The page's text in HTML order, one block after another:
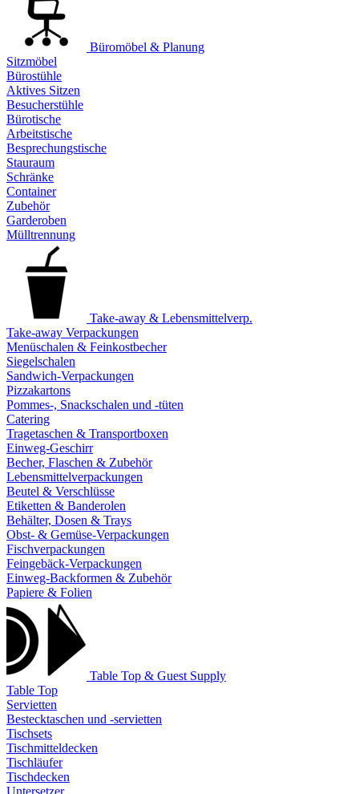
Büromöbel & Planung
Sitzmöbel
Bürostühle
Aktives Sitzen
Besucherstühle
Bürotische
Arbeitstische
Besprechungstische
Stauraum
Schränke
Container
Zubehör
Garderoben
Mülltrennung
Take-away & Lebensmittelverp.
Take-away Verpackungen
Menüschalen & Feinkostbecher
Siegelschalen
Sandwich-Verpackungen
Pizzakartons
Pommes-, Snackschalen und -tüten
Catering
Tragetaschen & Transportboxen
Einweg-Geschirr
Becher, Flaschen & Zubehör
Lebensmittelverpackungen
Beutel & Verschlüsse
Etiketten & Banderolen
Behälter, Dosen & Trays
Obst- & Gemüse-Verpackungen
Fischverpackungen
Feingebäck-Verpackungen
Einweg-Backformen & Zubehör
Papiere & Folien
Table Top & Guest Supply
Table Top
Servietten
Bestecktaschen und -servietten
Tischsets
Tischmitteldecken
Tischläufer
Tischdecken